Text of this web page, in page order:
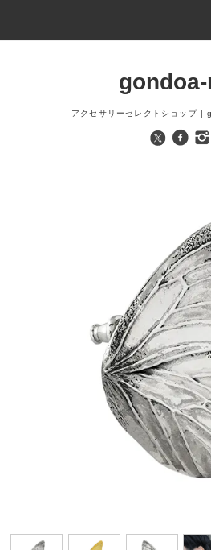
アクセサリーセレクトショップ |